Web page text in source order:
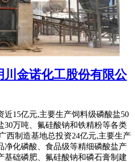
川金诺化工股份有限公
近15亿元,主要生产饲料级磷酸盐50
30万吨、氟硅酸钠和铁精粉等各类
西制造基地总投资24亿元,主要生产
净化磷酸、食品级等精细磷酸盐产
基础磷肥、氟硅酸钠和磷石膏制建